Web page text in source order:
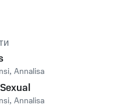
, Annalisa
, Annalisa